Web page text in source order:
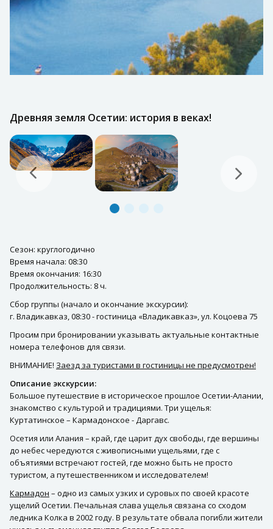
Древняя земля Осетии: история в веках!
Сезон: круглогодично
Время начала: 08:30
Время окончания: 16:30
Продолжительность: 8 ч.
Сбор группы (начало и окончание экскурсии):
г. Владикавказ, 08:30 - гостиница «Владикавказ», ул. Коцоева 75
Просим при бронировании указывать актуальные контактные
номера телефонов для связи.
ВНИМАНИЕ! Заезд за туристами в гостиницы не предусмотрен!
Описание экскурсии:
Большое путешествие в историческое прошлое Осетии-Алании,
знакомство с культурой и традициями. Три ущелья:
Куртатинское – Кармадонское - Даргавс.
Осетия или Алания – край, где царит дух свободы, где вершины
до небес чередуются с живописными ущельями, где с
объятиями встречают гостей, где можно быть не просто
туристом, а путешественником и исследователем!
Кармадон – одно из самых узких и суровых по своей красоте
ущелий Осетии. Печальная слава ущелья связана со сходом
ледника Колка в 2002 году. В результате обвала погибли жители